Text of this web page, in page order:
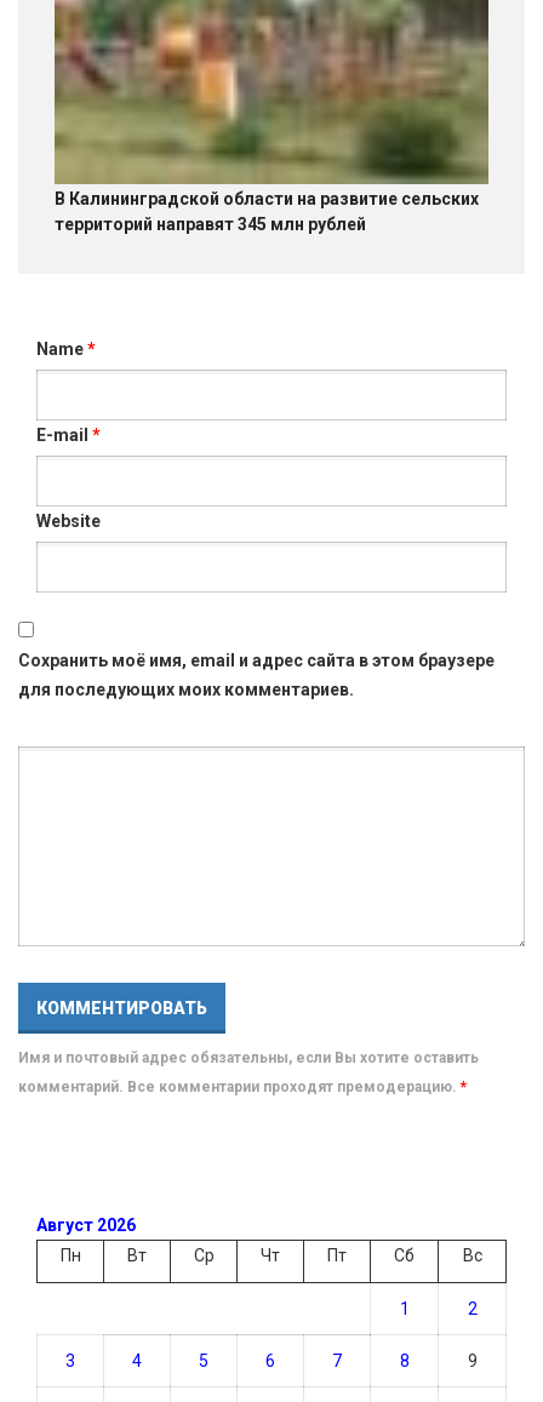
В Калининградской области на развитие сельских
территорий направят 345 млн рублей
Name*
E-mail *
Website
Сохранить моё имя, email и адрес сайта в этом браузере
для последующих моих комментариев.
Имя и почтовый адрес обязательны, если Вы хотите оставить
комментарий. Все комментарии проходят премодерацию. *
Август 2026
Пн
Вт Ср Чт Пт Сб Вс
1 2
3 4 5 6 7 8 9